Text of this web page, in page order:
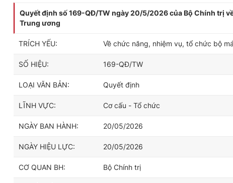
Quyết định số 169-QĐ/TW ngày 20/5/2026 của Bộ Chính trị
Trung ương
TRÍCH YẾU: Về chức năng, nhiệm vụ, tổ chức bộ
SỐ HIỆU: 169-QĐ/TW
LOẠI VĂN BẢN: Quyết định
LĨNH VỰC: Cơ cấu - Tổ chức
NGÀY BAN HÀNH: 20/05/2026
NGÀY HIỆU LỰC: 20/05/2026
CƠ QUAN BH: Bộ Chính trị